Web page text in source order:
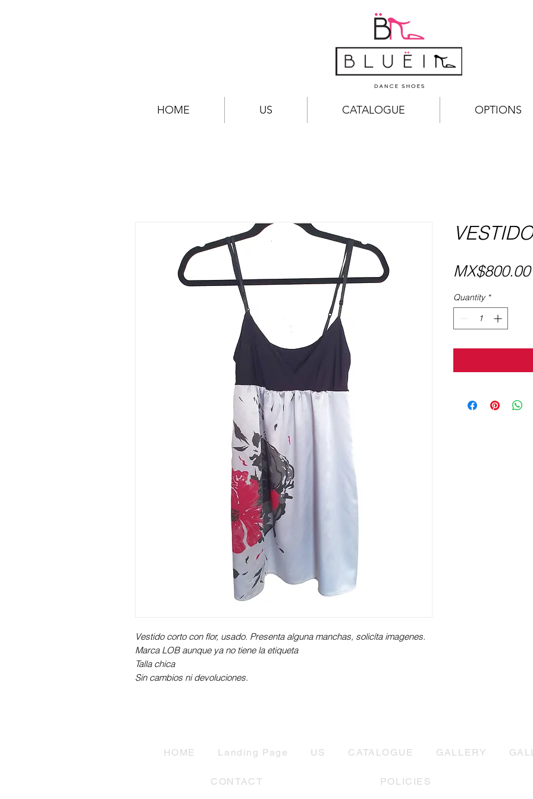
HOME US CATALOGUE OPTIONS
Vestido corto con flor, usado. Presenta alguna manchas, solicíta imagenes.
Marca LOB aunque ya no tiene la etiqueta
Talla chica
Sin cambios ni devoluciones.
MX$800.00
Quantity *
HOME Landing Page US CATALOGUE GALLERY
CONTACT POLICIES